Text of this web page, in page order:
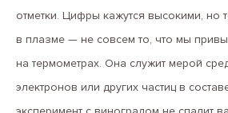
отметки. Цифры кажутся высокими, но
в плазме — не совсем то, что мы
на термометрах. Она служит мерой
электронов или других частиц в